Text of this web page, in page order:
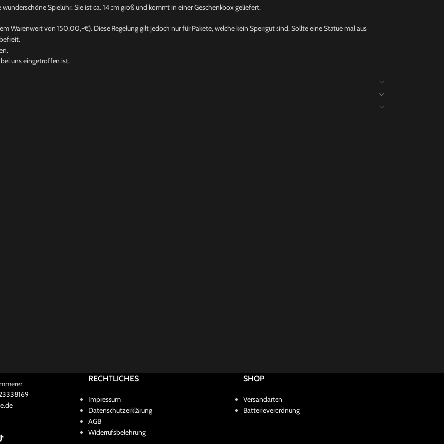
Spieluhr. Sie ist ca. 14 cm groß und kommt in einer Geschenkbox geliefert.
Warenwert von 150,00,-€). Diese Regelung gilt jedoch nur für Pakete, welche kein Sperrgut sind. Sollte eine Statue mal aus
uns eingetroffen ist.
RECHTLICHES
Impressum
Datenschutzerklärung
AGB
Widerrufsbelehrung
SHOP
Versandarten
Batterieverordnung